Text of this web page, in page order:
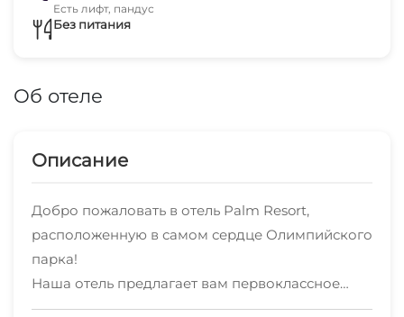
Есть лифт, пандус
Без питания
Об отеле
Описание
Добро пожаловать в отель Palm Resort,
расположенную в самом сердце Олимпийского
парка!
Наша отель предлагает вам первоклассное
размещение в наших уютных номерах, а также